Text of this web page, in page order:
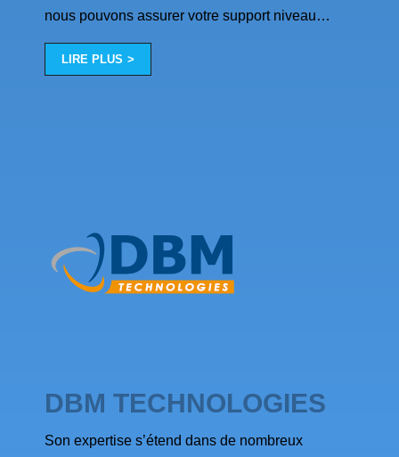
nous pouvons assurer votre support niveau…
LIRE PLUS
DBM TECHNOLOGIES
Son expertise s’étend dans de nombreux